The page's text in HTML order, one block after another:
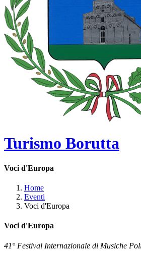
Turismo Borutta
Voci d'Europa
Home
Eventi
Voci d'Europa
Voci d'Europa
41° Festival Internazionale di Musiche